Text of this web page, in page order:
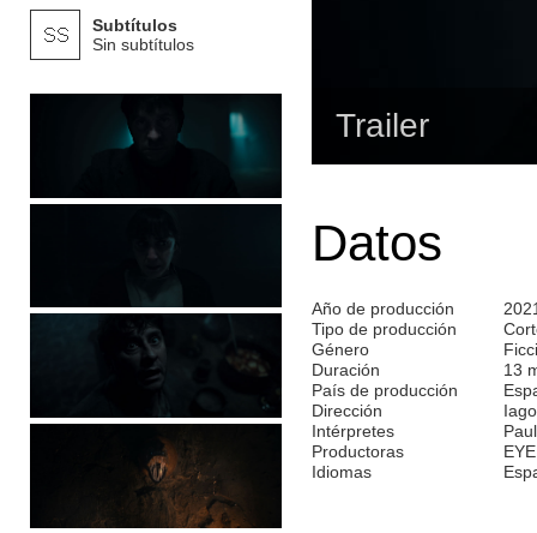
Subtítulos
Sin subtítulos
Trailer
Datos
Año de producción
Tipo de producción
Género
Duración
13
País de producción
Dirección
Intérpretes
Productoras
Idiomas